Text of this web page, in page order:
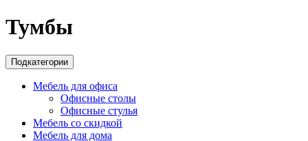
Тумбы
Подкатегории
Мебель для офиса
Офисные столы
Офисные стулья
Мебель со скидкой
Мебель для дома